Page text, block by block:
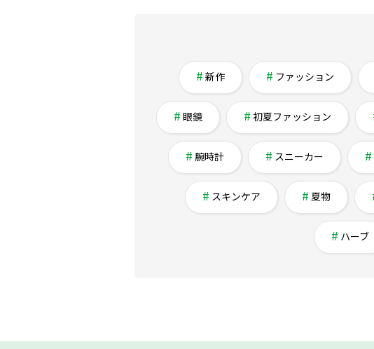
新作 ファッション
眼鏡 初夏ファッション
腕時計 スニーカー
スキンケア 夏物
ハーブ